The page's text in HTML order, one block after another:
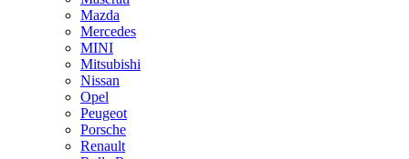
Mazda
Mercedes
MINI
Mitsubishi
Nissan
Opel
Peugeot
Porsche
Renault